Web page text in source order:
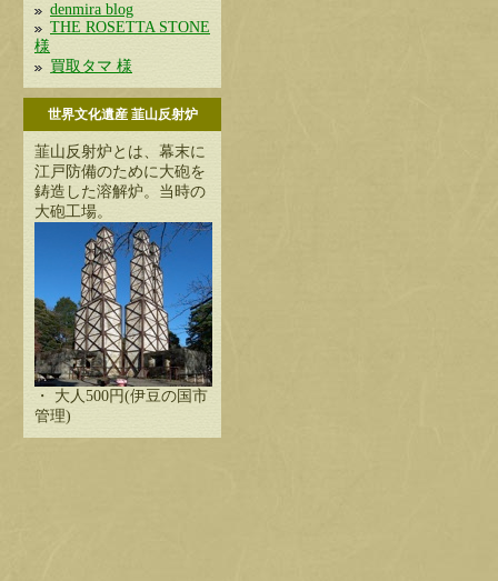
denmira blog
THE ROSETTA STONE
様
買取タマ 様
世界文化遺産 韮山反射炉
韮山反射炉とは、幕末に
江戸防備のために大砲を
鋳造した溶解炉。当時の
大砲工場。
・ 大人500円(伊豆の国市
管理)